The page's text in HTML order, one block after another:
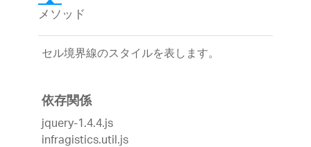
メソッド
セル境界線のスタイルを表します。
依存関係
jquery-1.4.4.js
infragistics.util.js